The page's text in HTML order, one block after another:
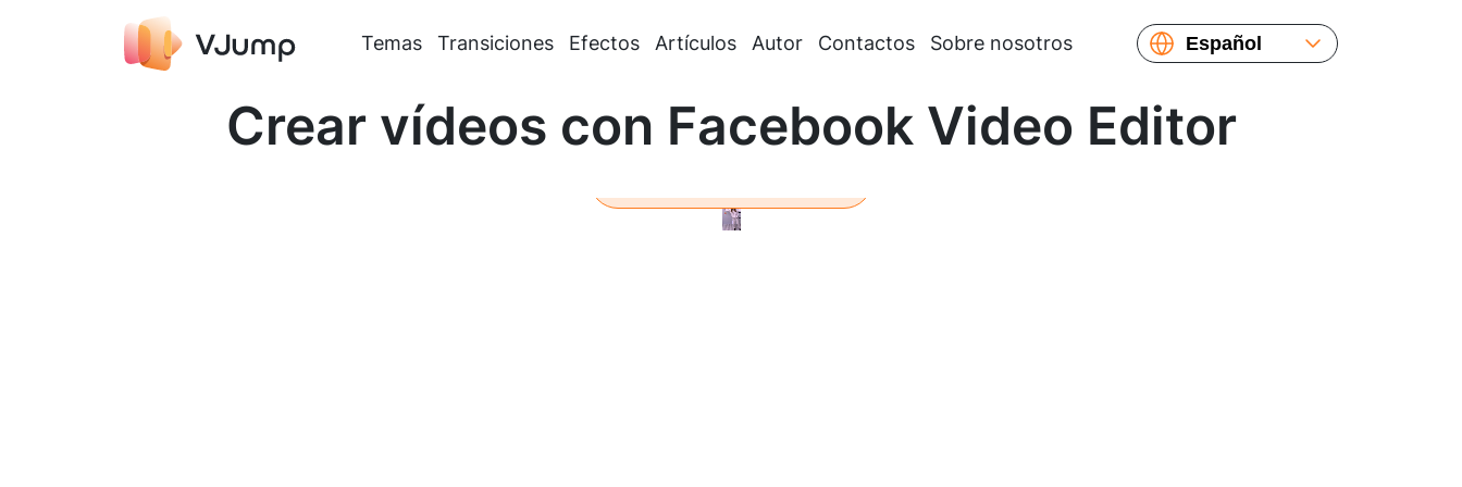
Temas Transiciones Efectos Artículos Autor Contactos Sobre nosotros
Español
Русский
Українська
Crear vídeos con Facebook Video Editor